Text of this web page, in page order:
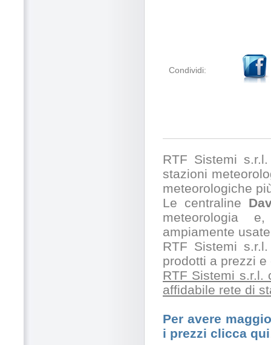
Condividi:
RTF Sistemi
stazioni
meteorologiche
Le centraline
meteorologia
ampiamente
RTF Sistemi
prodotti a prezzi
RTF Sistemi s.r.l.
affidabile rete di
Per avere
i prezzi clicca qui